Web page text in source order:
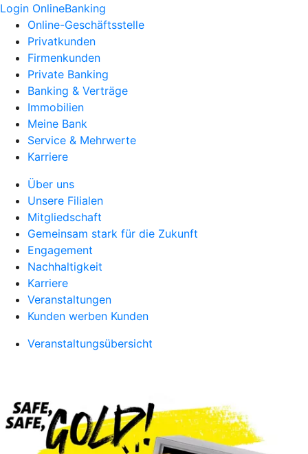
Login OnlineBanking
Online-Geschäftsstelle
Privatkunden
Firmenkunden
Private Banking
Banking & Verträge
Immobilien
Meine Bank
Service & Mehrwerte
Karriere
Über uns
Unsere Filialen
Mitgliedschaft
Gemeinsam stark für die Zukunft
Engagement
Nachhaltigkeit
Karriere
Veranstaltungen
Kunden werben Kunden
Veranstaltungsübersicht